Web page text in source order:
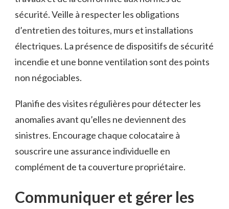
sécurité. Veille à respecter les obligations
d’entretien des toitures, murs et installations
électriques. La présence de dispositifs de sécurité
incendie et une bonne ventilation sont des points
non négociables.
Planifie des visites régulières pour détecter les
anomalies avant qu’elles ne deviennent des
sinistres. Encourage chaque colocataire à
souscrire une assurance individuelle en
complément de ta couverture propriétaire.
Communiquer et gérer les